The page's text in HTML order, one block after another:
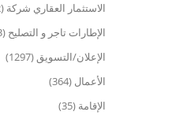
الاستثمار العقاري شركة (82)
الإطارات تاجر و التصليح (13)
الإعلان/التسويق (1297)
الأعمال (364)
الإقامة (35)